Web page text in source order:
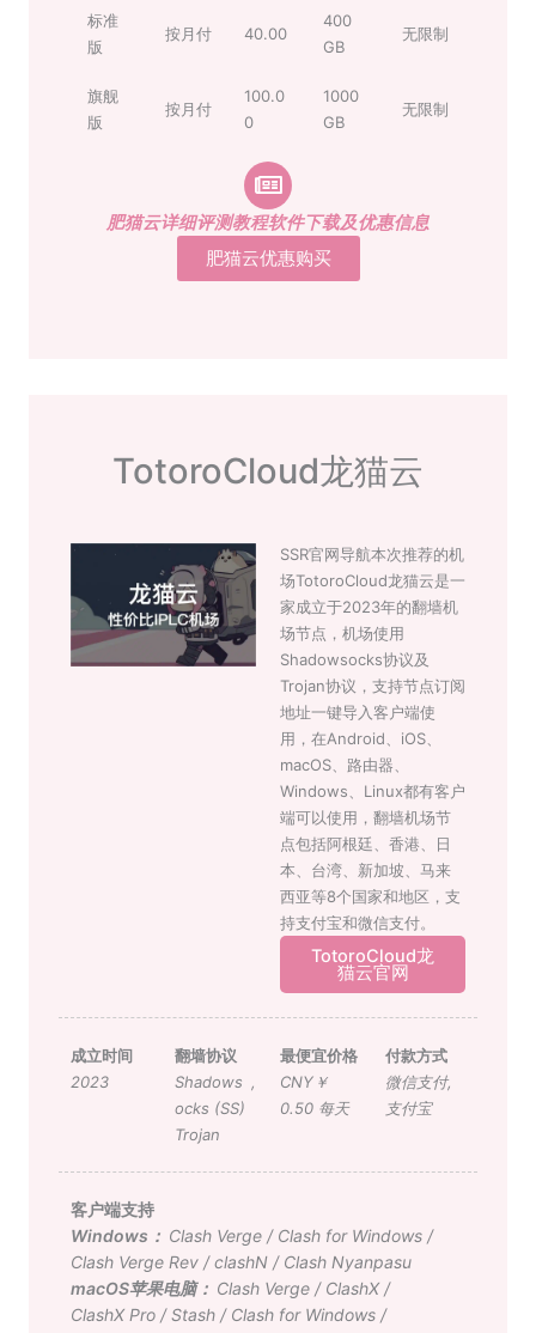
标准
版
按月付 40.00
400
GB
无限制
旗舰
版
按月付
100.0
0
1000
GB
无限制
肥猫云详细评测教程软件下载及优惠信息
肥猫云优惠购买
TotoroCloud龙猫云
SSR官网导航本次推荐的机
场TotoroCloud龙猫云是一
家成立于2023年的翻墙机
场节点，机场使用
Shadowsocks协议及
Trojan协议，支持节点订阅
地址一键导入客户端使
用，在Android、iOS、
macOS、路由器、
Windows、Linux都有客户
端可以使用，翻墙机场节
点包括阿根廷、香港、日
本、台湾、新加坡、马来
西亚等8个国家和地区，支
持支付宝和微信支付。
TotoroCloud龙
猫云官网
成立时间
2023
翻墙协议
Shadows
ocks (SS)
,
Trojan
最便宜价格
CNY￥
0.50 每天
付款方式
微信支付,
支付宝
客户端支持
Windows： Clash Verge/ Clash for Windows/
Clash Verge Rev/clashN/ Clash Nyanpasu
macOS苹果电脑： Clash Verge/ ClashX/
ClashX Pro/Stash/ Clash for Windows/